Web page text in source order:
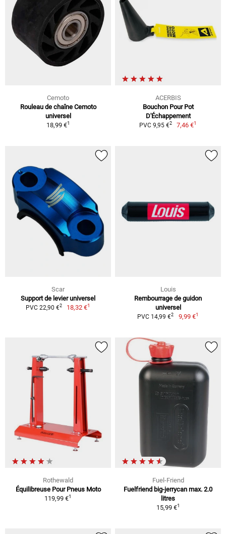
Cemoto
Rouleau de chaîne Cemoto
universel
18,99 €1
ACERBIS
Bouchon Pour Pot
D'Échappement
PVC 9,95 €2 7,46 €1
Scar
Support de levier universel
PVC 22,90 €2 18,32 €1
Louis
Rembourrage de guidon
universel
PVC 14,99 €2 9,99 €1
Rothewald
Équilibreuse Pour Pneus Moto
119,99 €1
Fuel-Friend
Fuelfriend big-jerrycan max. 2.0
litres
15,99 €1